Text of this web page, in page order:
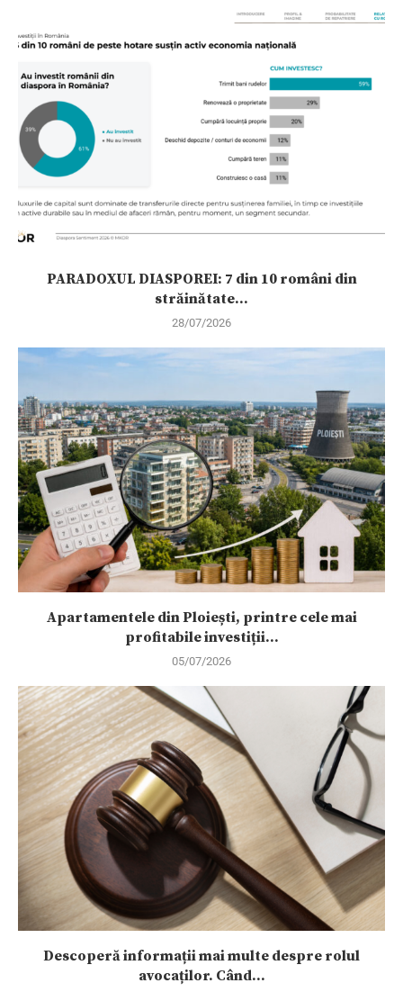
PARADOXUL DIASPOREI: 7 din 10 români din
străinătate...
28/07/2026
Apartamentele din Ploiești, printre cele mai
profitabile investiții...
05/07/2026
Descoperă informații mai multe despre rolul
avocaților. Când...